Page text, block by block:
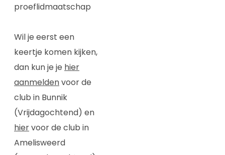
proeflidmaatschap
Wil je eerst een
keertje komen kijken,
dan kun je je hier
aanmeldenvoor de
club in Bunnik
(Vrijdagochtend) en
hiervoor de club in
Amelisweerd